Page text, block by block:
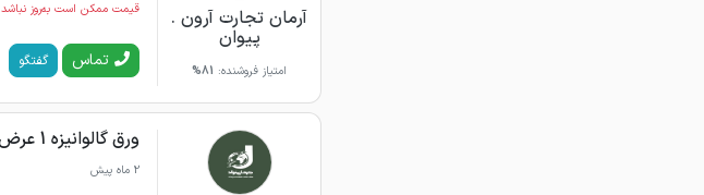
آرمان تجارت آرون .
پیوان
امتیاز فروشنده: 81%
قیمت ممکن است به‌روز نباشد
تماس گفتگو
ورق گالوانیزه 1 عرض 1 فولاد مبارکه
2 ماه پیش